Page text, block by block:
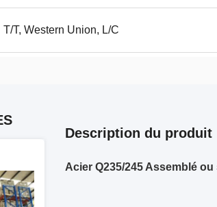
T/T, Western Union, L/C
Description du produit
Acier Q235/245 Assemblé